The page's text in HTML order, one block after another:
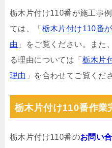
栃木片付け110番が施工事
ては、「 栃木片付け110番
由 」をご覧ください。また
る理由については「 栃木片
理由 」を合わせてご覧くだ
栃木片付け110番作業
栃木片付け110番のお問い